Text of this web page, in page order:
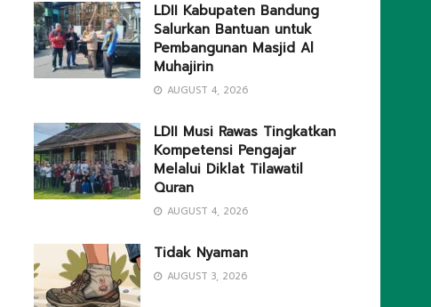
LDII Kabupaten Bandung
Salurkan Bantuan untuk
Pembangunan Masjid Al
Muhajirin
AUGUST 4, 2026
LDII Musi Rawas Tingkatkan
Kompetensi Pengajar
Melalui Diklat Tilawatil
Quran
AUGUST 4, 2026
Tidak Nyaman
AUGUST 3, 2026